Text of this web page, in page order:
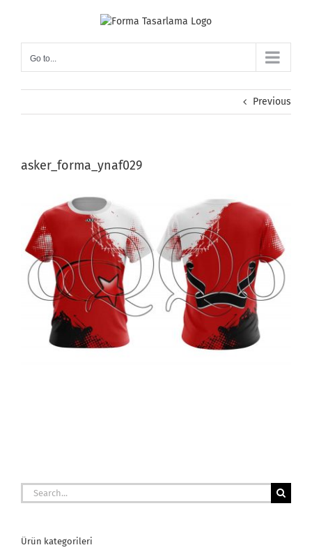
Go to...
Previous
asker_forma_ynaf029
Search
for:
Ürün kategorileri